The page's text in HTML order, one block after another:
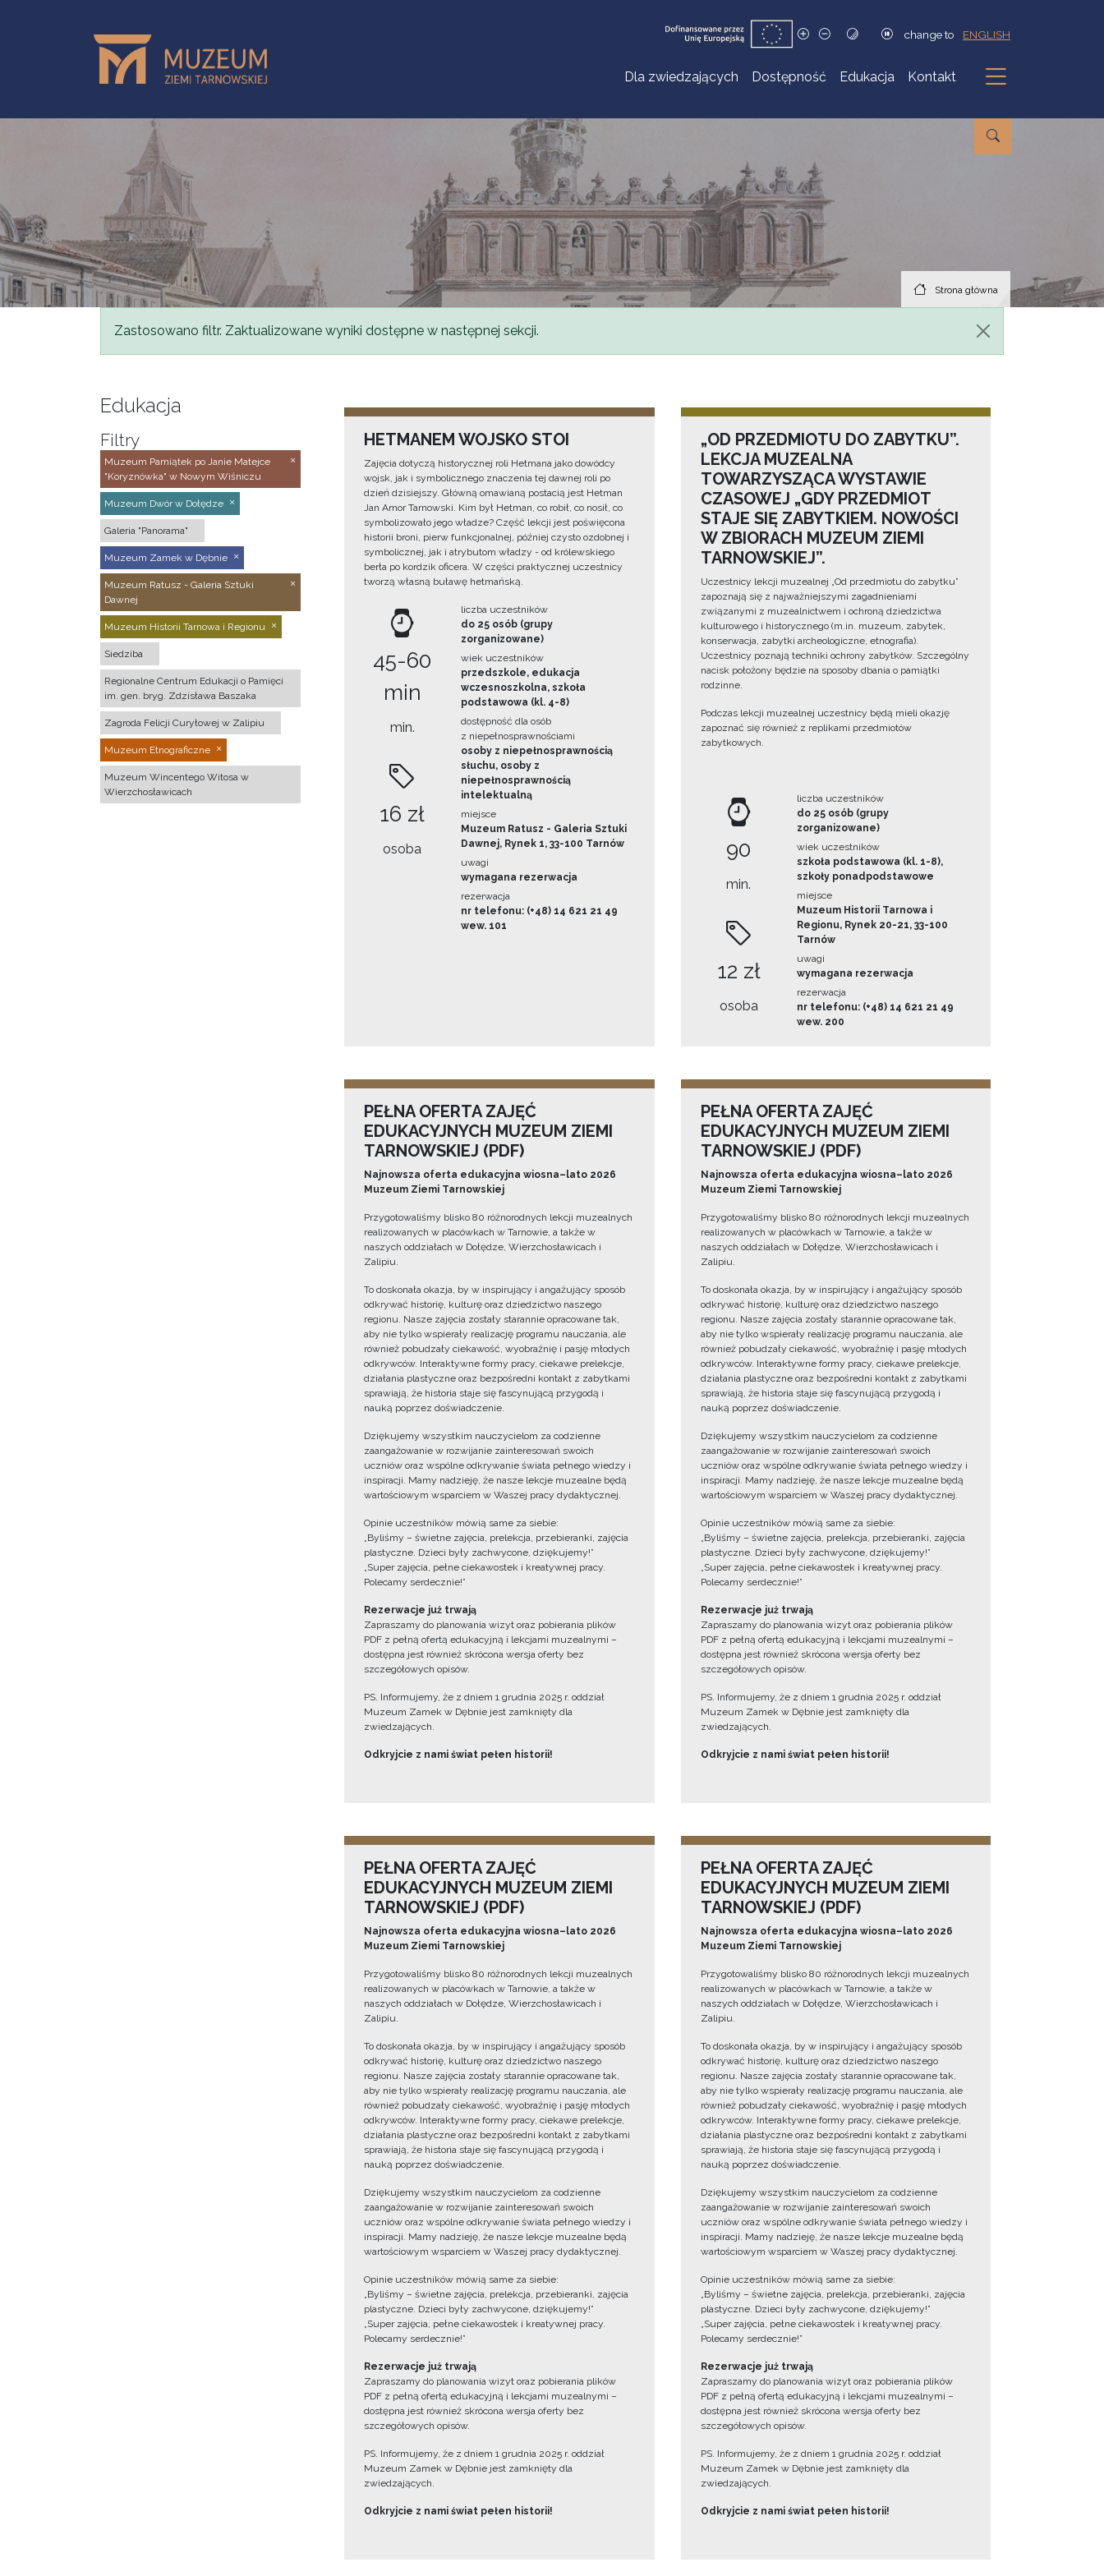
change to ENGLISH
Dla zwiedzających Dostępność Edukacja Kontakt
Podmenu
Strona główna
Komunikat
Zastosowano filtr. Zaktualizowane wyniki dostępne w następnej sekcji.
Edukacja
Filtry
Muzeum Pamiątek po Janie Matejce
"Koryznówka" w Nowym Wiśniczu
Muzeum Dwór w Dołędze
Galeria "Panorama"
Muzeum Zamek w Dębnie
Muzeum Ratusz - Galeria Sztuki
Dawnej
Muzeum Historii Tarnowa i Regionu
Siedziba
Regionalne Centrum Edukacji o Pamięci
im. gen. bryg. Zdzisława Baszaka
Zagroda Felicji Curyłowej w Zalipiu
Muzeum Etnograficzne
Muzeum Wincentego Witosa w
Wierzchosławicach
HETMANEM WOJSKO STOI
Zajęcia dotyczą historycznej roli Hetmana jako dowódcy
wojsk, jak i symbolicznego znaczenia tej dawnej roli po
dzień dzisiejszy. Główną omawianą postacią jest Hetman
Jan Amor Tarnowski. Kim był Hetman, co robił, co nosił, co
symbolizowało jego władze? Część lekcji jest poświęcona
historii broni, pierw funkcjonalnej, później czysto ozdobnej i
symbolicznej, jak i atrybutom władzy - od królewskiego
berła po kordzik oficera. W części praktycznej uczestnicy
tworzą własną buławę hetmańską.
45-60
min
min.
16 zł
osoba
liczba uczestników
do 25 osób (grupy
zorganizowane)
wiek uczestników
przedszkole, edukacja
wczesnoszkolna, szkoła
podstawowa (kl. 4-8)
dostępność dla osób
z niepełnosprawnościami
osoby z niepełnosprawnością
słuchu, osoby z
niepełnosprawnością
intelektualną
miejsce
Muzeum Ratusz - Galeria Sztuki
Dawnej, Rynek 1, 33-100 Tarnów
uwagi
wymagana rezerwacja
rezerwacja
nr telefonu: (+48) 14 621 21 49
wew. 101
„OD PRZEDMIOTU DO ZABYTKU”.
LEKCJA MUZEALNA
TOWARZYSZĄCA WYSTAWIE
CZASOWEJ „GDY PRZEDMIOT
STAJE SIĘ ZABYTKIEM. NOWOŚCI
W ZBIORACH MUZEUM ZIEMI
TARNOWSKIEJ”.
Uczestnicy lekcji muzealnej „Od przedmiotu do zabytku”
zapoznają się z najważniejszymi zagadnieniami
związanymi z muzealnictwem i ochroną dziedzictwa
kulturowego i historycznego (m.in. muzeum, zabytek,
konserwacja, zabytki archeologiczne, etnografia).
Uczestnicy poznają techniki ochrony zabytków. Szczególny
nacisk położony będzie na sposoby dbania o pamiątki
rodzinne.
Podczas lekcji muzealnej uczestnicy będą mieli okazję
zapoznać się również z replikami przedmiotów
zabytkowych.
90
min.
12 zł
osoba
liczba uczestników
do 25 osób (grupy
zorganizowane)
wiek uczestników
szkoła podstawowa (kl. 1-8),
szkoły ponadpodstawowe
miejsce
Muzeum Historii Tarnowa i
Regionu, Rynek 20-21, 33-100
Tarnów
uwagi
wymagana rezerwacja
rezerwacja
nr telefonu: (+48) 14 621 21 49
wew. 200
PEŁNA OFERTA ZAJĘĆ
EDUKACYJNYCH MUZEUM ZIEMI
TARNOWSKIEJ (PDF)
Najnowsza oferta edukacyjna wiosna–lato 2026
Muzeum Ziemi Tarnowskiej
Przygotowaliśmy blisko 80 różnorodnych lekcji muzealnych
realizowanych w placówkach w Tarnowie, a także w
naszych oddziałach w Dołędze, Wierzchosławicach i
Zalipiu.
To doskonała okazja, by w inspirujący i angażujący sposób
odkrywać historię, kulturę oraz dziedzictwo naszego
regionu. Nasze zajęcia zostały starannie opracowane tak,
aby nie tylko wspierały realizację programu nauczania, ale
również pobudzały ciekawość, wyobraźnię i pasję młodych
odkrywców. Interaktywne formy pracy, ciekawe prelekcje,
działania plastyczne oraz bezpośredni kontakt z zabytkami
sprawiają, że historia staje się fascynującą przygodą i
nauką poprzez doświadczenie.
Dziękujemy wszystkim nauczycielom za codzienne
zaangażowanie w rozwijanie zainteresowań swoich
uczniów oraz wspólne odkrywanie świata pełnego wiedzy i
inspiracji. Mamy nadzieję, że nasze lekcje muzealne będą
wartościowym wsparciem w Waszej pracy dydaktycznej.
Opinie uczestników mówią same za siebie:
„Byliśmy – świetne zajęcia, prelekcja, przebieranki, zajęcia
plastyczne. Dzieci były zachwycone, dziękujemy!”
„Super zajęcia, pełne ciekawostek i kreatywnej pracy.
Polecamy serdecznie!”
Rezerwacje już trwają
Zapraszamy do planowania wizyt oraz pobierania plików
PDF z pełną ofertą edukacyjną i lekcjami muzealnymi –
dostępna jest również skrócona wersja oferty bez
szczegółowych opisów.
PS. Informujemy, że z dniem 1 grudnia 2025 r. oddział
Muzeum Zamek w Dębnie jest zamknięty dla
zwiedzających.
Odkryjcie z nami świat pełen historii!
PEŁNA OFERTA ZAJĘĆ
EDUKACYJNYCH MUZEUM ZIEMI
TARNOWSKIEJ (PDF)
Najnowsza oferta edukacyjna wiosna–lato 2026
Muzeum Ziemi Tarnowskiej
Przygotowaliśmy blisko 80 różnorodnych lekcji muzealnych
realizowanych w placówkach w Tarnowie, a także w
naszych oddziałach w Dołędze, Wierzchosławicach i
Zalipiu.
To doskonała okazja, by w inspirujący i angażujący sposób
odkrywać historię, kulturę oraz dziedzictwo naszego
regionu. Nasze zajęcia zostały starannie opracowane tak,
aby nie tylko wspierały realizację programu nauczania, ale
również pobudzały ciekawość, wyobraźnię i pasję młodych
odkrywców. Interaktywne formy pracy, ciekawe prelekcje,
działania plastyczne oraz bezpośredni kontakt z zabytkami
sprawiają, że historia staje się fascynującą przygodą i
nauką poprzez doświadczenie.
Dziękujemy wszystkim nauczycielom za codzienne
zaangażowanie w rozwijanie zainteresowań swoich
uczniów oraz wspólne odkrywanie świata pełnego wiedzy i
inspiracji. Mamy nadzieję, że nasze lekcje muzealne będą
wartościowym wsparciem w Waszej pracy dydaktycznej.
Opinie uczestników mówią same za siebie:
„Byliśmy – świetne zajęcia, prelekcja, przebieranki, zajęcia
plastyczne. Dzieci były zachwycone, dziękujemy!”
„Super zajęcia, pełne ciekawostek i kreatywnej pracy.
Polecamy serdecznie!”
Rezerwacje już trwają
Zapraszamy do planowania wizyt oraz pobierania plików
PDF z pełną ofertą edukacyjną i lekcjami muzealnymi –
dostępna jest również skrócona wersja oferty bez
szczegółowych opisów.
PS. Informujemy, że z dniem 1 grudnia 2025 r. oddział
Muzeum Zamek w Dębnie jest zamknięty dla
zwiedzających.
Odkryjcie z nami świat pełen historii!
PEŁNA OFERTA ZAJĘĆ
EDUKACYJNYCH MUZEUM ZIEMI
TARNOWSKIEJ (PDF)
Najnowsza oferta edukacyjna wiosna–lato 2026
Muzeum Ziemi Tarnowskiej
Przygotowaliśmy blisko 80 różnorodnych lekcji muzealnych
realizowanych w placówkach w Tarnowie, a także w
naszych oddziałach w Dołędze, Wierzchosławicach i
Zalipiu.
To doskonała okazja, by w inspirujący i angażujący sposób
odkrywać historię, kulturę oraz dziedzictwo naszego
regionu. Nasze zajęcia zostały starannie opracowane tak,
aby nie tylko wspierały realizację programu nauczania, ale
również pobudzały ciekawość, wyobraźnię i pasję młodych
odkrywców. Interaktywne formy pracy, ciekawe prelekcje,
działania plastyczne oraz bezpośredni kontakt z zabytkami
sprawiają, że historia staje się fascynującą przygodą i
nauką poprzez doświadczenie.
Dziękujemy wszystkim nauczycielom za codzienne
zaangażowanie w rozwijanie zainteresowań swoich
uczniów oraz wspólne odkrywanie świata pełnego wiedzy i
inspiracji. Mamy nadzieję, że nasze lekcje muzealne będą
wartościowym wsparciem w Waszej pracy dydaktycznej.
Opinie uczestników mówią same za siebie:
„Byliśmy – świetne zajęcia, prelekcja, przebieranki, zajęcia
plastyczne. Dzieci były zachwycone, dziękujemy!”
„Super zajęcia, pełne ciekawostek i kreatywnej pracy.
Polecamy serdecznie!”
Rezerwacje już trwają
Zapraszamy do planowania wizyt oraz pobierania plików
PDF z pełną ofertą edukacyjną i lekcjami muzealnymi –
dostępna jest również skrócona wersja oferty bez
szczegółowych opisów.
PS. Informujemy, że z dniem 1 grudnia 2025 r. oddział
Muzeum Zamek w Dębnie jest zamknięty dla
zwiedzających.
Odkryjcie z nami świat pełen historii!
PEŁNA OFERTA ZAJĘĆ
EDUKACYJNYCH MUZEUM ZIEMI
TARNOWSKIEJ (PDF)
Najnowsza oferta edukacyjna wiosna–lato 2026
Muzeum Ziemi Tarnowskiej
Przygotowaliśmy blisko 80 różnorodnych lekcji muzealnych
realizowanych w placówkach w Tarnowie, a także w
naszych oddziałach w Dołędze, Wierzchosławicach i
Zalipiu.
To doskonała okazja, by w inspirujący i angażujący sposób
odkrywać historię, kulturę oraz dziedzictwo naszego
regionu. Nasze zajęcia zostały starannie opracowane tak,
aby nie tylko wspierały realizację programu nauczania, ale
również pobudzały ciekawość, wyobraźnię i pasję młodych
odkrywców. Interaktywne formy pracy, ciekawe prelekcje,
działania plastyczne oraz bezpośredni kontakt z zabytkami
sprawiają, że historia staje się fascynującą przygodą i
nauką poprzez doświadczenie.
Dziękujemy wszystkim nauczycielom za codzienne
zaangażowanie w rozwijanie zainteresowań swoich
uczniów oraz wspólne odkrywanie świata pełnego wiedzy i
inspiracji. Mamy nadzieję, że nasze lekcje muzealne będą
wartościowym wsparciem w Waszej pracy dydaktycznej.
Opinie uczestników mówią same za siebie:
„Byliśmy – świetne zajęcia, prelekcja, przebieranki, zajęcia
plastyczne. Dzieci były zachwycone, dziękujemy!”
„Super zajęcia, pełne ciekawostek i kreatywnej pracy.
Polecamy serdecznie!”
Rezerwacje już trwają
Zapraszamy do planowania wizyt oraz pobierania plików
PDF z pełną ofertą edukacyjną i lekcjami muzealnymi –
dostępna jest również skrócona wersja oferty bez
szczegółowych opisów.
PS. Informujemy, że z dniem 1 grudnia 2025 r. oddział
Muzeum Zamek w Dębnie jest zamknięty dla
zwiedzających.
Odkryjcie z nami świat pełen historii!